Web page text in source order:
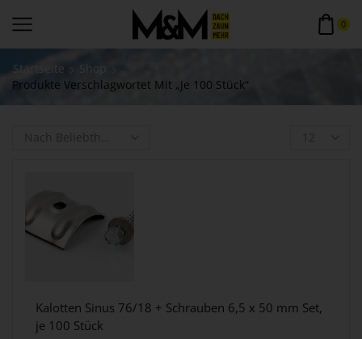
0
Startseite
Shop
Produkte Verschlagwortet Mit „je 100 Stück“
Kalotten Sinus 76/18 + Schrauben 6,5 x 50 mm Set,
je 100 Stück